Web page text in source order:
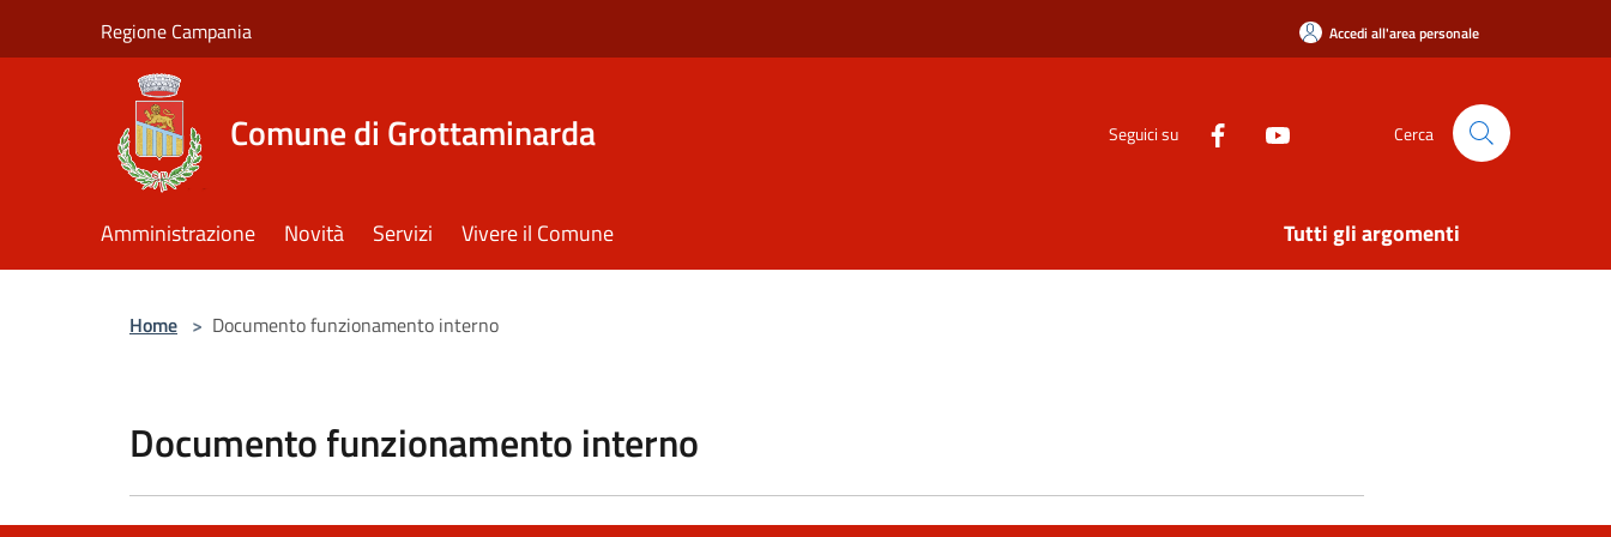
Regione Campania Accedi all'area personale
Comune di Grottaminarda Seguici su Cerca
Amministrazione Novità Servizi Vivere il Comune Tutti gli argomenti
Home > Documento funzionamento interno
Documento funzionamento interno